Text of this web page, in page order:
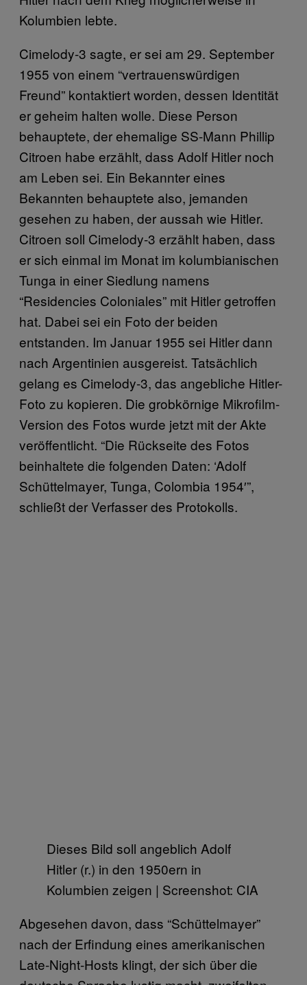
Kolumbien lebte.
Cimelody-3 sagte, er sei am 29. September
1955 von einem “vertrauenswürdigen
Freund” kontaktiert worden, dessen Identität
er geheim halten wolle. Diese Person
behauptete, der ehemalige SS-Mann Phillip
Citroen habe erzählt, dass Adolf Hitler noch
am Leben sei. Ein Bekannter eines
Bekannten behauptete also, jemanden
gesehen zu haben, der aussah wie Hitler.
Citroen soll Cimelody-3 erzählt haben, dass
er sich einmal im Monat im kolumbianischen
Tunga in einer Siedlung namens
“Residencies Coloniales” mit Hitler getroffen
hat. Dabei sei ein Foto der beiden
entstanden. Im Januar 1955 sei Hitler dann
nach Argentinien ausgereist. Tatsächlich
gelang es Cimelody-3, das angebliche Hitler-
Foto zu kopieren. Die grobkörnige Mikrofilm-
Version des Fotos wurde jetzt mit der Akte
veröffentlicht. “Die Rückseite des Fotos
beinhaltete die folgenden Daten: ‘Adolf
Schüttelmayer, Tunga, Colombia 1954′”,
schließt der Verfasser des Protokolls.
Dieses Bild soll angeblich Adolf
Hitler (r.) in den 1950ern in
Kolumbien zeigen | Screenshot: CIA
Abgesehen davon, dass “Schüttelmayer”
nach der Erfindung eines amerikanischen
Late-Night-Hosts klingt, der sich über die